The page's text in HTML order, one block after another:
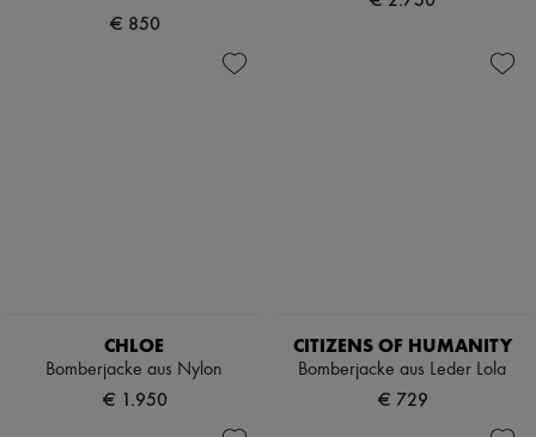
€ 850
CHLOE
Bomberjacke aus Nylon
€ 1.950
CITIZENS OF HUMANITY
Bomberjacke aus Leder Lola
€ 729